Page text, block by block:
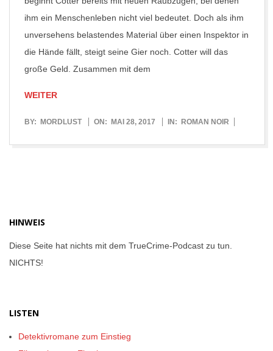
ihm ein Menschenleben nicht viel bedeutet. Doch als ihm
unversehens belastendes Material über einen Inspektor in
die Hände fällt, steigt seine Gier noch. Cotter will das
große Geld. Zusammen mit dem
WEITER
2017-
BY: MORDLUST ON: MAI 28, 2017 IN: ROMAN NOIR
HINWEIS
Diese Seite hat nichts mit dem TrueCrime-Podcast zu tun.
NICHTS!
LISTEN
Detektivromane zum Einstieg